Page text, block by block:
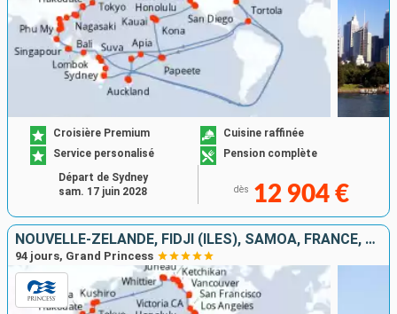
Croisière Premium
Cuisine raffinée
Service personalisé
Pension complète
dès 12 904 €
Départ de Sydney
sam. 17 juin 2028
NOUVELLE-ZÉLANDE, FIDJI (ÎLES), SAMOA, FRANCE, ÉTATS-UNIS, CANADA, JAPON, TAÏWAN, CHINE, VIETNAM, SINGAPOUR, INDONÉSIE, AUSTRALIE, TORTOLA
94 jours, Grand Princess